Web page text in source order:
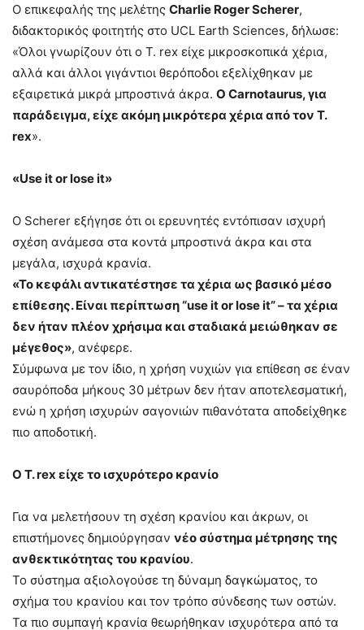
Ο επικεφαλής της μελέτης Charlie Roger Scherer,
διδακτορικός φοιτητής στο UCL Earth Sciences, δήλωσε:
«Όλοι γνωρίζουν ότι ο T. rex είχε μικροσκοπικά χέρια,
αλλά και άλλοι γιγάντιοι θερόποδοι εξελίχθηκαν με
εξαιρετικά μικρά μπροστινά άκρα. Ο Carnotaurus, για
παράδειγμα, είχε ακόμη μικρότερα χέρια από τον T.
rex».
«Use it or lose it»
Ο Scherer εξήγησε ότι οι ερευνητές εντόπισαν ισχυρή
σχέση ανάμεσα στα κοντά μπροστινά άκρα και στα
μεγάλα, ισχυρά κρανία.
«Το κεφάλι αντικατέστησε τα χέρια ως βασικό μέσο
επίθεσης. Είναι περίπτωση “use it or lose it” – τα χέρια
δεν ήταν πλέον χρήσιμα και σταδιακά μειώθηκαν σε
μέγεθος», ανέφερε.
Σύμφωνα με τον ίδιο, η χρήση νυχιών για επίθεση σε έναν
σαυρόποδα μήκους 30 μέτρων δεν ήταν αποτελεσματική,
ενώ η χρήση ισχυρών σαγονιών πιθανότατα αποδείχθηκε
πιο αποδοτική.
Ο T. rex είχε το ισχυρότερο κρανίο
Για να μελετήσουν τη σχέση κρανίου και άκρων, οι
επιστήμονες δημιούργησαν νέο σύστημα μέτρησης της
ανθεκτικότητας του κρανίου.
Το σύστημα αξιολογούσε τη δύναμη δαγκώματος, το
σχήμα του κρανίου και τον τρόπο σύνδεσης των οστών.
Τα πιο συμπαγή κρανία θεωρήθηκαν ισχυρότερα από τα